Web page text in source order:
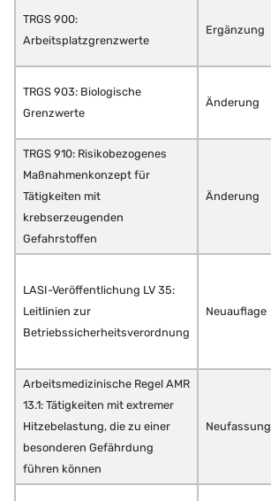
TRGS 900:
Arbeitsplatzgrenzwerte
Ergänzung
TRGS 903: Biologische
Grenzwerte
Änderung
TRGS 910: Risikobezogenes
Maßnahmenkonzept für
Tätigkeiten mit
krebserzeugenden
Gefahrstoffen
Änderung
LASI-Veröffentlichung LV 35:
Leitlinien zur
Betriebssicherheitsverordnung
Neuauflage
Arbeitsmedizinische Regel AMR
13.1: Tätigkeiten mit extremer
Hitzebelastung, die zu einer
besonderen Gefährdung
führen können
Neufassung